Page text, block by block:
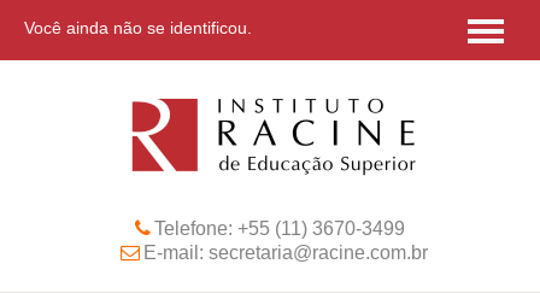
Você ainda não se identificou.
Telefone: +55 (11) 3670-3499
E-mail: secretaria@racine.com.br